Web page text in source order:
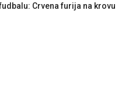
Crvena furija na krovu